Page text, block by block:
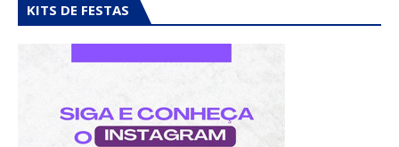
KITS DE FESTAS